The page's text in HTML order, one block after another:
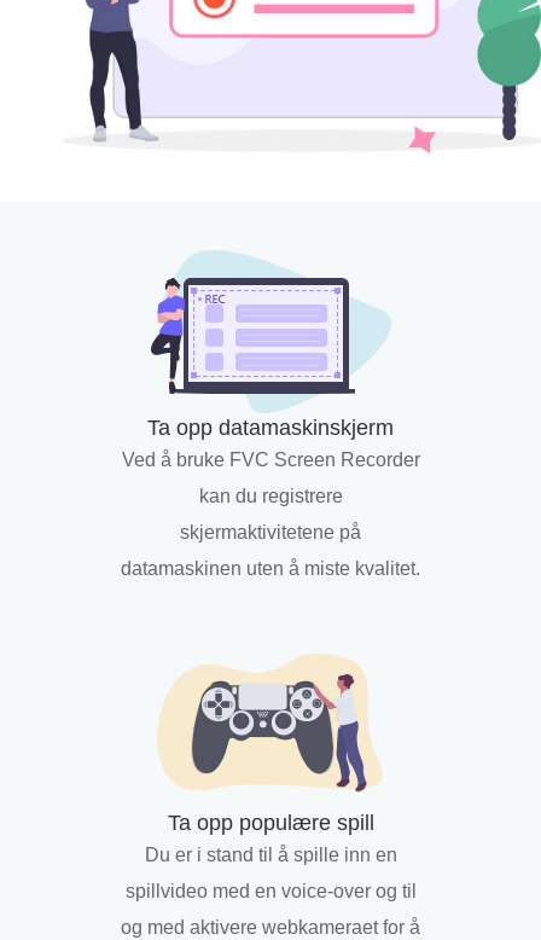
Ta opp datamaskinskjerm
Ved å bruke FVC Screen Recorder
kan du registrere
skjermaktivitetene på
datamaskinen uten å miste kvalitet.
Ta opp populære spill
Du er i stand til å spille inn en
spillvideo med en voice-over og til
og med aktivere webkameraet for å